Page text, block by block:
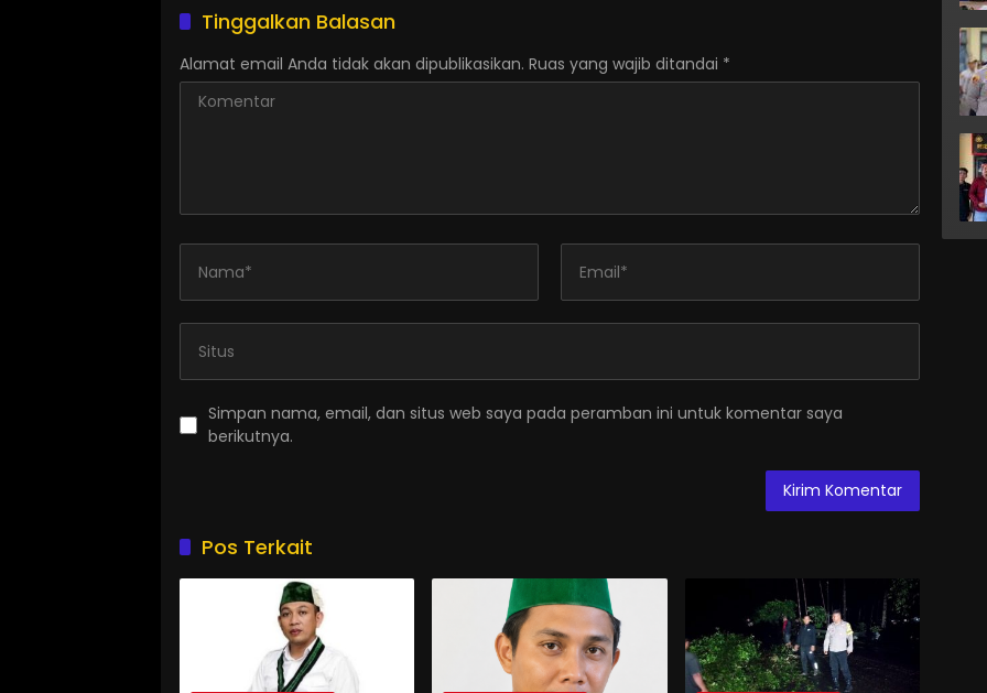
Tinggalkan Balasan
Alamat email Anda tidak akan dipublikasikan. Ruas yang wajib ditandai *
Simpan nama, email, dan situs web saya pada peramban ini untuk komentar saya
berikutnya.
Pos Terkait